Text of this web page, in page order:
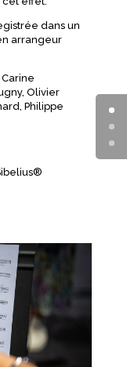
dans un
arrangeur
Olivier
Philippe